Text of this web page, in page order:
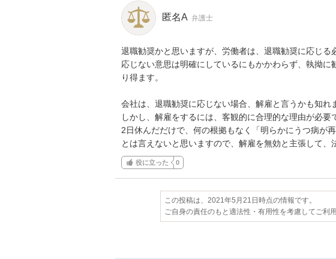
匿名A 弁護士
退職勧奨かと思いますが、労働者は、退職勧奨に応じる
応じない意思は明確にしているにもかかわらず、執拗
り得ます。
会社は、退職勧奨に応じない場合、解雇と言うかも知れ
しかし、解雇をするには、客観的に合理的な理由が必要
2日休んだだけで、何の根拠もなく「明らかにうつ病が
とは言えないと思いますので、解雇を無効と主張して、
役に立った 0
この投稿は、2021年5月21日時点の情報です。
ご自身の責任のもと適法性・有用性を考慮してご利